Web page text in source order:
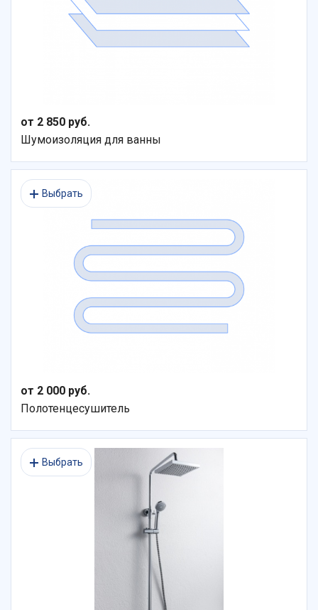
от 2 850 руб.
Шумоизоляция для ванны
Выбрать
от 2 000 руб.
Полотенцесушитель
Выбрать